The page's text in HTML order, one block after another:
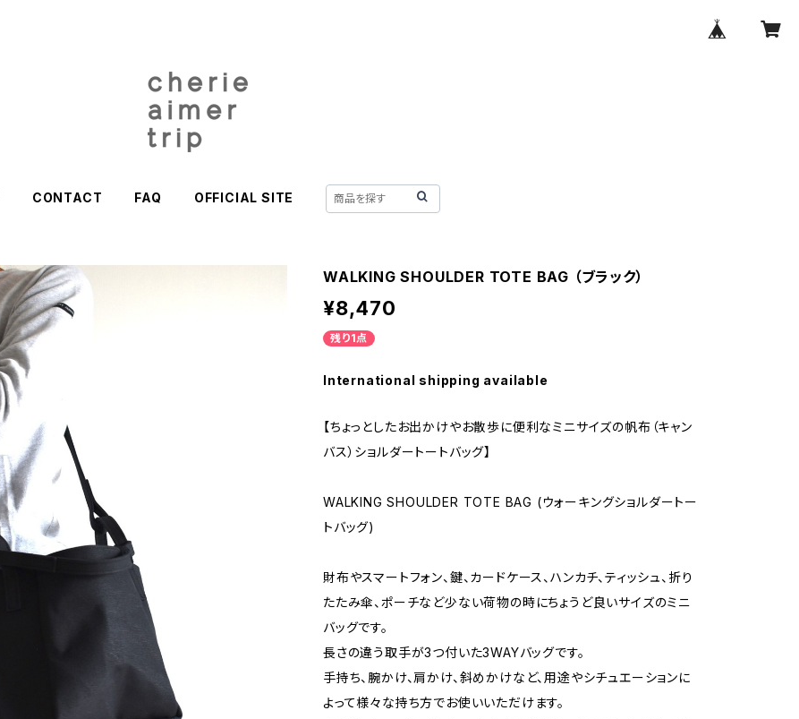
CONTACT FAQ OFFICIAL SITE
WALKING SHOULDER TOTE BAG （ブラック）
¥8,470
残り1点
International shipping available
【ちょっとしたお出かけやお散歩に便利なミニサイズの帆布（キャン
バス）ショルダートートバッグ】
WALKING SHOULDER TOTE BAG (ウォーキングショルダートー
トバッグ)
財布やスマートフォン、鍵、カードケース、ハンカチ、ティッシュ、折り
たたみ傘、ポーチなど少ない荷物の時にちょうど良いサイズのミニ
バッグです。
長さの違う取手が3つ付いた3WAYバッグです。
手持ち、腕かけ、肩かけ、斜めかけなど、用途やシチュエーションに
よって様々な持ち方でお使いいただけます。